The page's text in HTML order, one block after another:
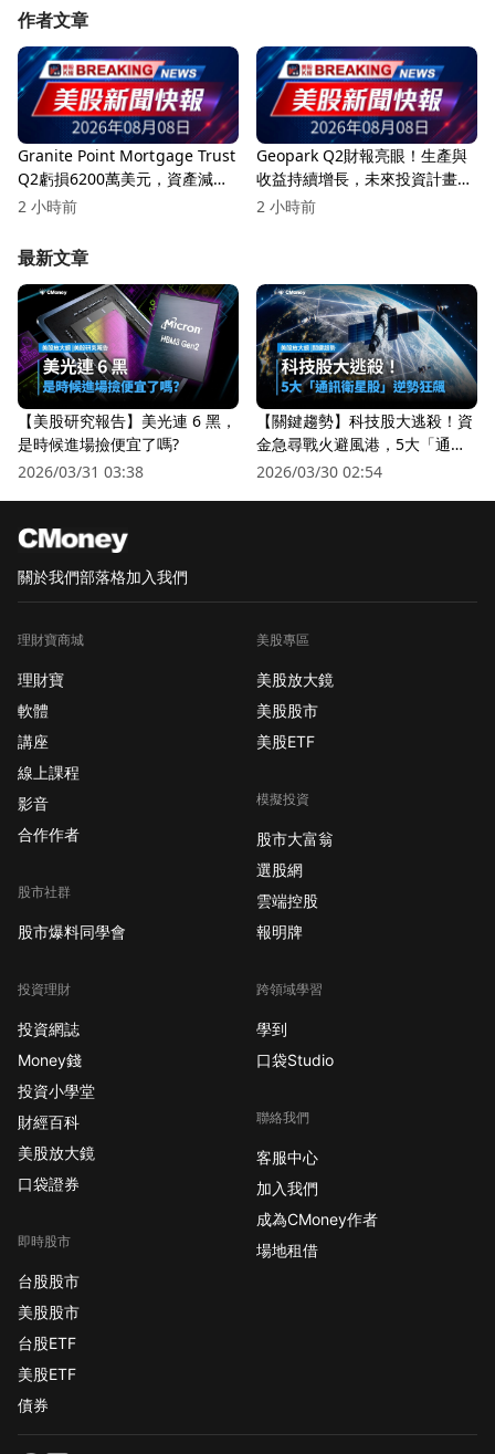
作者文章
Granite Point Mortgage Trust
Q2虧損6200萬美元，資產減值
與信用損失成主要因素！
2 小時前
Geopark Q2財報亮眼！生產與
收益持續增長，未來投資計畫引
發關注
2 小時前
最新文章
【美股研究報告】美光連 6 黑，
是時候進場撿便宜了嗎?
2026/03/31 03:38
【關鍵趨勢】科技股大逃殺！資
金急尋戰火避風港，5大「通訊
衛星股」逆勢狂飆
2026/03/30 02:54
關於我們部落格加入我們
理財寶商城
理財寶
軟體
講座
線上課程
影音
合作作者
股市社群
股市爆料同學會
投資理財
投資網誌
Money錢
投資小學堂
財經百科
美股放大鏡
口袋證券
即時股市
台股股市
美股股市
台股ETF
美股ETF
債券
美股專區
美股放大鏡
美股股市
美股ETF
模擬投資
股市大富翁
選股網
雲端控股
報明牌
跨領域學習
學到
口袋Studio
聯絡我們
客服中心
加入我們
成為CMoney作者
場地租借